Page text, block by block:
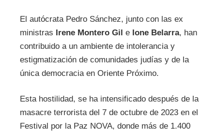
El autócrata Pedro Sánchez, junto con las ex
ministras Irene Montero Gil e Ione Belarra, han
contribuido a un ambiente de intolerancia y
estigmatización de comunidades judías y de la
única democracia en Oriente Próximo.
Esta hostilidad, se ha intensificado después de la
masacre terrorista del 7 de octubre de 2023 en el
Festival por la Paz NOVA, donde más de 1.400